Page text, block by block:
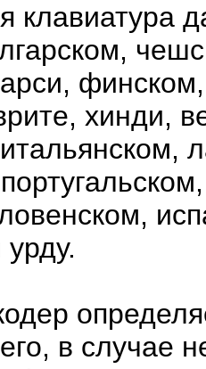
клавиатура
хинди,
в случае